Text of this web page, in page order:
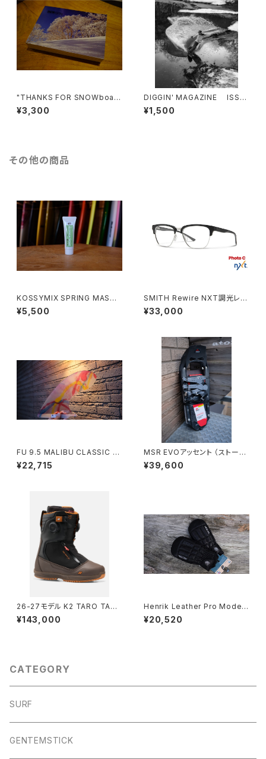
"THANKS FOR SNOWboard
ing"
¥3,300
DIGGIN' MAGAZINE ISSU
¥1,500
その他の商品
KOSSYMIX SPRING MASTE
R
¥5,500
SMITH Rewire NXT調光レン
ズ 送料無料
¥33,000
FU 9.5 MALIBU CLASSIC (ｱ
ｼｯﾄﾞ) 送料無料
¥22,715
MSR EVOアッセント （ストーン
グレー） 送料無料
¥39,600
26-27モデル K2 TARO TAM
AI SNOWSURFER RS 送料無
料 ご予約 納期11月〜
¥143,000
Henrik Leather Pro Model
送料無料
¥20,520
CATEGORY
SURF
GENTEMSTICK